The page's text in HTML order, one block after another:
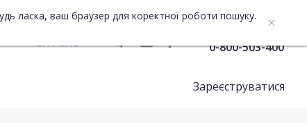
ласка, ваш браузер для коректної роботи пошуку.
UA
ENG 0-800-503-400
Зареєструватися